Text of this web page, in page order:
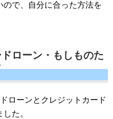
ので、自分に合った方法を
ローン・もしものた
ローンとクレジットカード
た。